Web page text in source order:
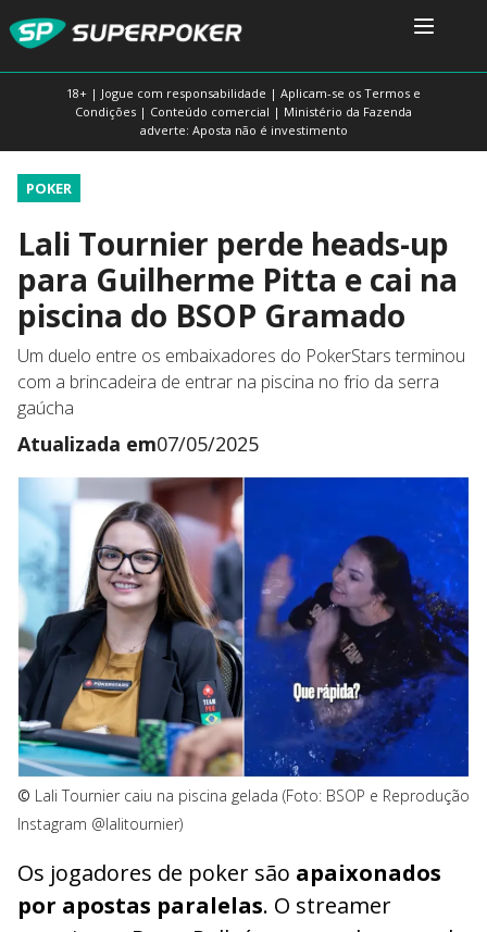
18+ | Jogue com responsabilidade | Aplicam-se os Termos e
Condições | Conteúdo comercial | Ministério da Fazenda
adverte: Aposta não é investimento
POKER
Lali Tournier perde heads-up
para Guilherme Pitta e cai na
piscina do BSOP Gramado
Um duelo entre os embaixadores do PokerStars terminou
com a brincadeira de entrar na piscina no frio da serra
gaúcha
Atualizada em07/05/2025
© Lali Tournier caiu na piscina gelada (Foto: BSOP e Reprodução
Instagram @lalitournier)
Os jogadores de poker são apaixonados
por apostas paralelas. O streamer